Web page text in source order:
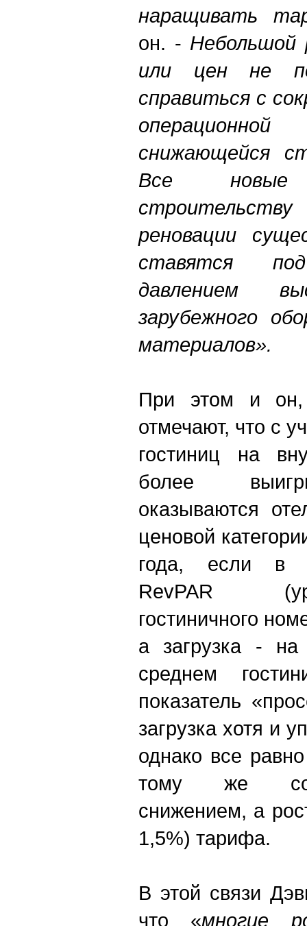
наращивать
он. - Небольшой
или цен не
справиться с
снижающейся
Все
реновации
ставятся
давлением
зарубежного
материалов».
При этом и он,
отмечают, что с
гостиниц на
более
оказываются
ценовой
года, если в
RevPAR
гостиничного
а загрузка -
среднем
показатель
загрузка хотя и
однако все
тому же
снижением, а
1,5%) тарифа.
В этой связи
что «многие